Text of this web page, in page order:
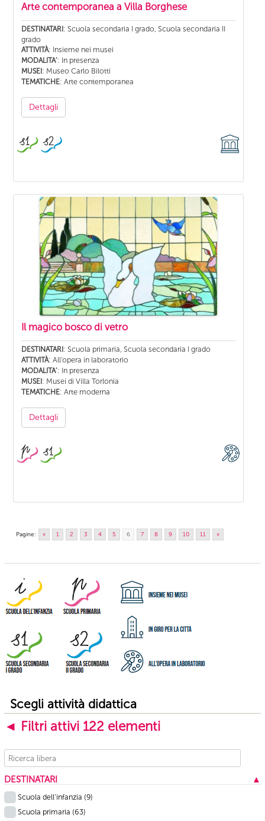
Arte contemporanea a Villa Borghese
DESTINATARI: Scuola secondaria I grado, Scuola secondaria II
grado
ATTIVITÀ: Insieme nei musei
MODALITA’: In presenza
MUSEI: Museo Carlo Bilotti
TEMATICHE: Arte contemporanea
Dettagli
Il magico bosco di vetro
DESTINATARI: Scuola primaria, Scuola secondaria I grado
ATTIVITÀ: All'opera in laboratorio
MODALITA’: In presenza
MUSEI: Musei di Villa Torlonia
TEMATICHE: Arte moderna
Dettagli
Pagine: « 1 2 3 4 5 6 7 8 9 10 11 »
Scegli attività didattica
◄ Filtri attivi 122 elementi
DESTINATARI ▲
Scuola dell’infanzia (9)
Scuola primaria (63)